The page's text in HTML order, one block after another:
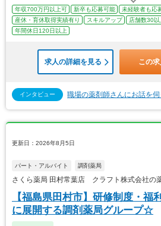
年収700万円以上可 新卒も応募可能 未経験者も応
産休・育休取得実績有り
スキルアップ 店舗数30以
年間休日120日以上
求人の詳細を見る この
インタビュー 職場の薬剤師さんにお話を
更新日：2026年8月5日
パート・アルバイト 調剤薬局
さくら薬局 田村常葉店 クラフト株式会社の
【福島県田村市】研修制度・
に展開する調剤薬局グループ☆